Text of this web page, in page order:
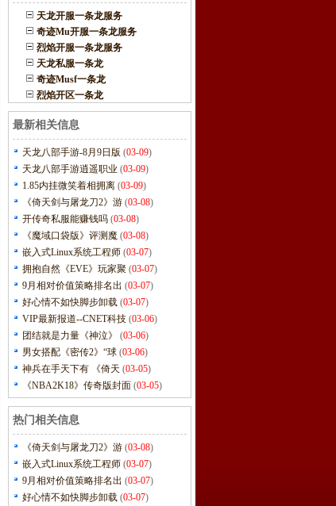
天龙开服一条龙服务
奇迹Mu开服一条龙服务
烈焰开服一条龙服务
天龙私服一条龙
奇迹Musf一条龙
烈焰开区一条龙
最新相关信息
天龙八部手游-8月9日版 (03-09)
天龙八部手游逍遥职业 (03-09)
1.85内挂微笑着相拥离 (03-09)
《倚天剑与屠龙刀2》游 (03-08)
开传奇私服能赚钱吗 (03-08)
《魔域口袋版》评测魔 (03-08)
嵌入式Linux系统工程师 (03-07)
拥抱自然《EVE》玩家聚 (03-07)
9月相对价值策略排名出 (03-07)
好心情不如快脚步卸载 (03-07)
VIP最新报道--CNET科技 (03-06)
团结就是力量《神泣》
(03-06)
男女搭配《密传2》“球 (03-06)
神兵在手天下有 《倚天 (03-05)
《NBA2K18》传奇版封面 (03-05)
热门相关信息
《倚天剑与屠龙刀2》游 (03-08)
嵌入式Linux系统工程师 (03-07)
9月相对价值策略排名出 (03-07)
好心情不如快脚步卸载 (03-07)